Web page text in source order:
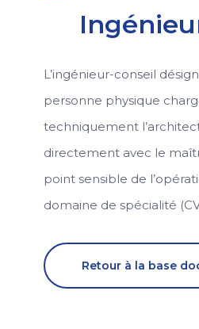
L’ingénieur-conseil
personne physique
techniquement
directement avec le
point sensible de
domaine de spécialité
Retour à la base